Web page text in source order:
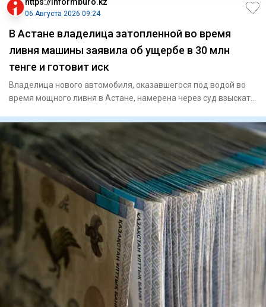
06 Августа 2026 09:24
В Астане владелица затопленной во время
ливня машины заявила об ущербе в 30 млн
тенге и готовит иск
Владелица нового автомобиля, оказавшегося под водой во
время мощного ливня в Астане, намерена через суд взыскать